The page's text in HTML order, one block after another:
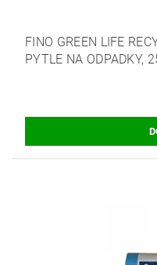
FINO GREEN LIFE
PYTLE NA ODPADKY,